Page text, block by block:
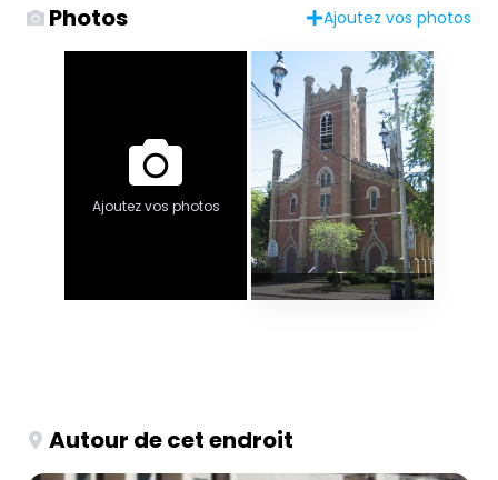
Photos Ajoutez vos photos
Ajoutez vos photos
Autour de cet endroit